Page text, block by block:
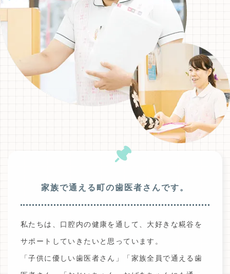
家族で通える町の歯医者さんです。
私たちは、口腔内の健康を通して、大好きな糀谷を
サポートしていきたいと思っています。
「子供に優しい歯医者さん」「家族全員で通える歯